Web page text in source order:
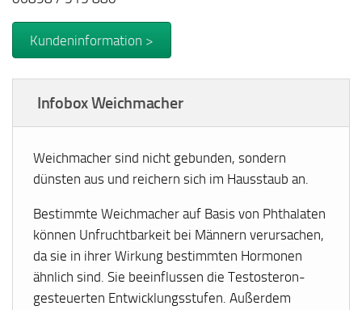
Kundeninformation >
Infobox Weichmacher
Weichmacher sind nicht gebunden, sondern
dünsten aus und reichern sich im Hausstaub an.
Bestimmte Weichmacher auf Basis von Phthalaten
können Unfruchtbarkeit bei Männern verursachen,
da sie in ihrer Wirkung bestimmten Hormonen
ähnlich sind. Sie beeinflussen die Testosteron-
gesteuerten Entwicklungsstufen. Außerdem